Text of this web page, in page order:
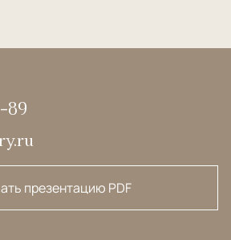
89
презентацию PDF